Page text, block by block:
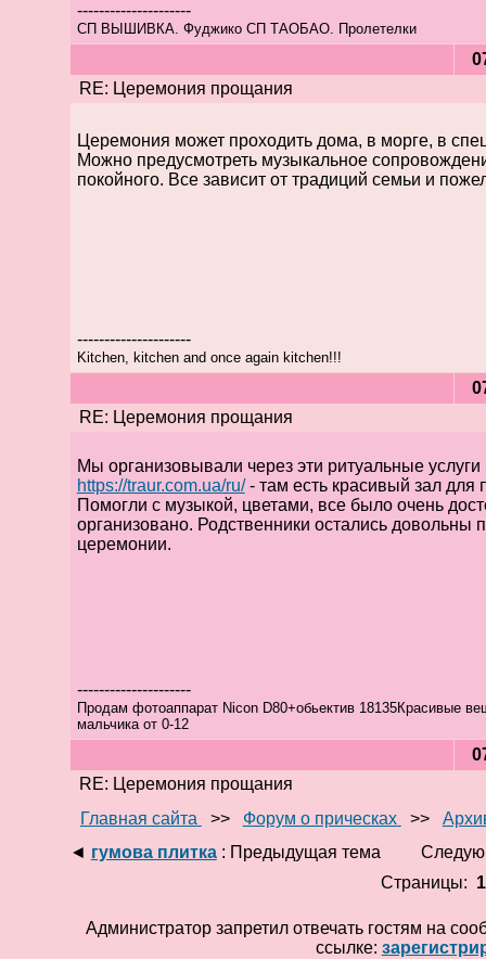
---------------------
СП ВЫШИВКА. Фуджико СП ТАОБАО. Пролетелки
RE: Церемония прощания
Церемония может проходить дома, в морге, в
Можно предусмотреть музыкальное
покойного. Все зависит от традиций семьи и
---------------------
Kitchen, kitchen and once again kitchen!!!
RE: Церемония прощания
Мы организовывали через эти ритуальные услуги
https://traur.com.ua/ru/- там есть красивый зал для
Помогли с музыкой, цветами, все было очень
организовано. Родственники остались довольны
церемонии.
---------------------
Продам фотоаппарат Nicon D80+обьектив 18135Красивые
мальчика от 0-12
RE: Церемония прощания
Главная сайта
>> Форум о прическах >>
◄ гумова плитка: Предыдущая тема
Страницы: 1
Администратор запретил отвечать гостям на
ссылке: